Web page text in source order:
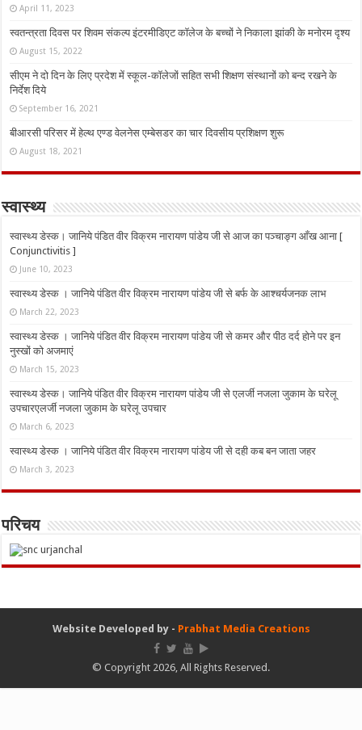
April 11, 2023
स्वतन्त्रता दिवस पर शिवम संकल्प इंटरमीडिएट कॉलेज के बच्चों ने निकाला झांकी के मनोरम दृश्य
August 15, 2022
सीएम ने दो दिन के लिए प्रदेश में स्कूल-कॉलेजों सहित सभी शिक्षण संस्थानों को बन्द रखने के
निर्देश दिये
September 16, 2021
बीआरसी परिसर में हेल्थ एण्ड वेलनेस एम्बेसडर का चार दिवसीय प्रशिक्षण शुरू
August 18, 2021
स्वास्थ्य
स्वास्थ्य डेस्क। जानिये पंडित वीर विक्रम नारायण पांडेय जी से आज का पञ्चाङ्ग आँख आना [
Conjunctivitis ]
June 10, 2023
स्वास्थ्य डेस्क । जानिये पंडित वीर विक्रम नारायण पांडेय जी से बर्फ के आश्चर्यजनक लाभ
March 22, 2023
स्वास्थ्य डेस्क । जानिये पंडित वीर विक्रम नारायण पांडेय जी से कमर और पीठ दर्द होने पर इन
नुस्‍खों को अजमाएं
March 15, 2023
स्वास्थ्य डेस्क। जानिये पंडित वीर विक्रम नारायण पांडेय जी से एलर्जी नजला जुकाम के घरेलू
उपचारएलर्जी नजला जुकाम के घरेलू उपचार
March 6, 2023
स्वास्थ्य डेस्क । जानिये पंडित वीर विक्रम नारायण पांडेय जी से दही कब बन जाता जहर
March 3, 2023
परिचय
Website Developed by - Prabhat Media Creations
© Copyright 2026, All Rights Reserved.